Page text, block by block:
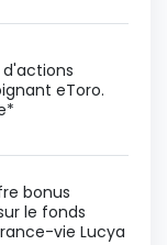
d'actions
eToro.
bonus
le fonds
vie Lucya